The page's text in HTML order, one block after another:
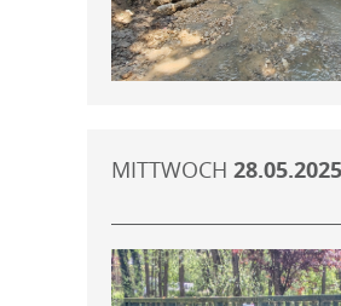
MITTWOCH 28.05.2025